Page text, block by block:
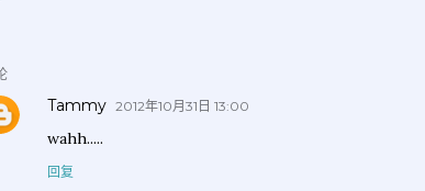
Tammy 2012年10月31日 13:00
wahh.....
回复